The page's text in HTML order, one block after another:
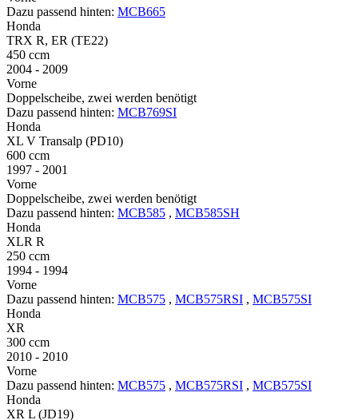
Dazu passend hinten: MCB665
Honda
TRX R, ER (TE22)
450 ccm
2004 - 2009
Vorne
Doppelscheibe, zwei werden benötigt
Dazu passend hinten: MCB769SI
Honda
XL V Transalp (PD10)
600 ccm
1997 - 2001
Vorne
Doppelscheibe, zwei werden benötigt
Dazu passend hinten: MCB585 , MCB585SH
Honda
XLR R
250 ccm
1994 - 1994
Vorne
Dazu passend hinten: MCB575 , MCB575RSI , MCB575SI
Honda
XR
300 ccm
2010 - 2010
Vorne
Dazu passend hinten: MCB575 , MCB575RSI , MCB575SI
Honda
XR L (JD19)